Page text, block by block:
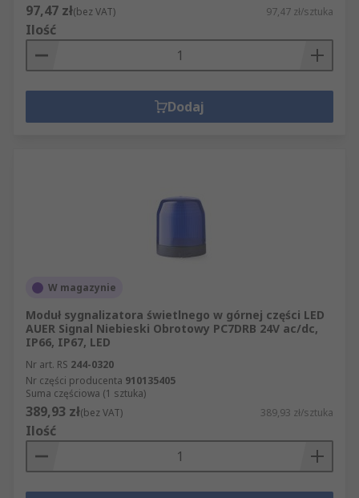
97,47 zł(bez VAT) 97,47 zł/sztuka
Ilość
Dodaj
W magazynie
Moduł sygnalizatora świetlnego w górnej części LED
AUER Signal Niebieski Obrotowy PC7DRB 24V ac/dc,
IP66, IP67, LED
Nr art. RS 244-0320
Nr części producenta 910135405
Suma częściowa (1 sztuka)
389,93 zł(bez VAT) 389,93 zł/sztuka
Ilość